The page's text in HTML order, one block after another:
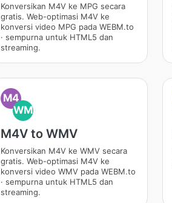
Konversikan M4V ke MPG secara
gratis. Web-optimasi M4V ke
konversi video MPG pada WEBM.to
· sempurna untuk HTML5 dan
streaming.
M4
WM
M4V to WMV
Konversikan M4V ke WMV secara
gratis. Web-optimasi M4V ke
konversi video WMV pada WEBM.to
· sempurna untuk HTML5 dan
streaming.